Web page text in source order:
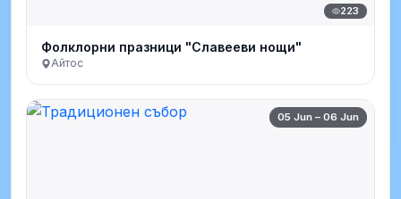
223
Фолклорни празници "Славееви нощи"
Айтос
05 Jun – 06 Jun